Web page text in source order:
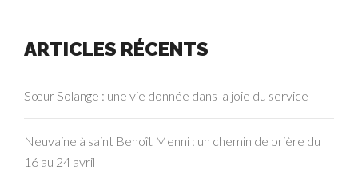
ARTICLES RÉCENTS
Sœur Solange : une vie donnée dans la joie du service
Neuvaine à saint Benoît Menni : un chemin de prière du
16 au 24 avril